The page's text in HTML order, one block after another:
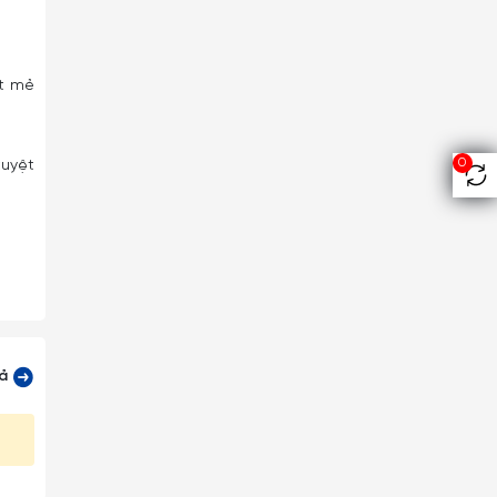
0
mẻ
lại)